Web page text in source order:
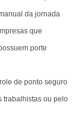
da jornada
que
porte
de ponto seguro
trabalhistas ou pelo